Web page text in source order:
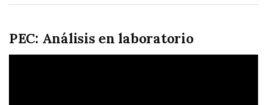
PEC: Análisis en laboratorio